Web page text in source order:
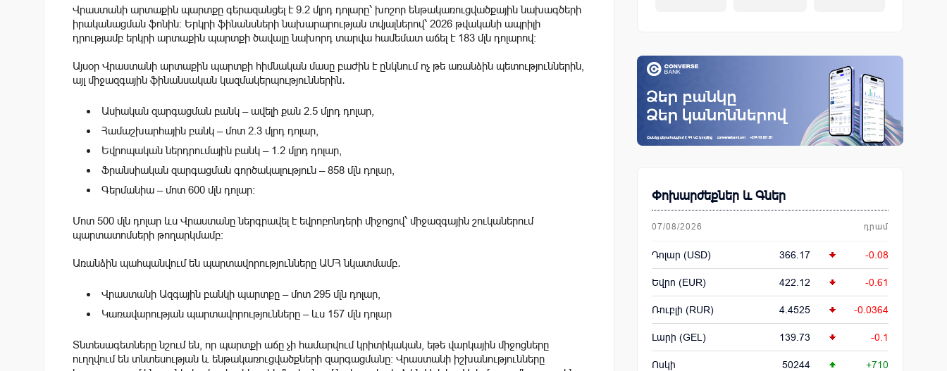
Վրաստանի արտաքին պարտքը գերազանցել է 9.2 մլրդ դոլարը՝ խոշոր ենթակառուցվածքային նախագծերի
իրականացման ֆոնին։ Երկրի ֆինանսների նախարարության տվյալներով՝ 2026 թվականի ապրիլի
դրությամբ երկրի արտաքին պարտքի ծավալը նախորդ տարվա համեմատ աճել է 183 մլն դոլարով։
Այսօր Վրաստանի արտաքին պարտքի հիմնական մասը բաժին է ընկնում ոչ թե առանձին պետություններին,
այլ միջազգային ֆինանսական կազմակերպություններին․
Ասիական զարգացման բանկ – ավելի քան 2.5 մլրդ դոլար,
Համաշխարհային բանկ – մոտ 2.3 մլրդ դոլար,
Եվրոպական ներդրումային բանկ – 1.2 մլրդ դոլար,
Ֆրանսիական զարգացման գործակալություն – 858 մլն դոլար,
Գերմանիա – մոտ 600 մլն դոլար:
Մոտ 500 մլն դոլար ևս Վրաստանը ներգրավել է եվրոբոնդերի միջոցով՝ միջազգային շուկաներում
պարտատոմսերի թողարկմամբ։
Առանձին պահպանվում են պարտավորությունները ԱՄՀ նկատմամբ․
Վրաստանի Ազգային բանկի պարտքը – մոտ 295 մլն դոլար,
Կառավարության պարտավորությունները – ևս 157 մլն դոլար
Տնտեսագետները նշում են, որ պարտքի աճը չի համարվում կրիտիկական, եթե վարկային միջոցները
ուղղվում են տնտեսության և ենթակառուցվածքների զարգացմանը։ Վրաստանի իշխանությունները
Փոխարժեքներ և Գներ
07/08/2026 դրամ
Դոլար (USD) 366.17 -0.08
Եվրո (EUR) 422.12 -0.61
Ռուբլի (RUR) 4.4525 -0.0364
Լարի (GEL) 139.73 -0.1
Ոսկի 50244 +710